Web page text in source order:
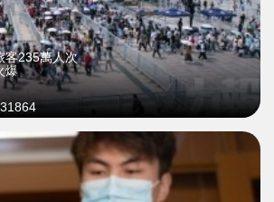
客235萬人次
爆
31864